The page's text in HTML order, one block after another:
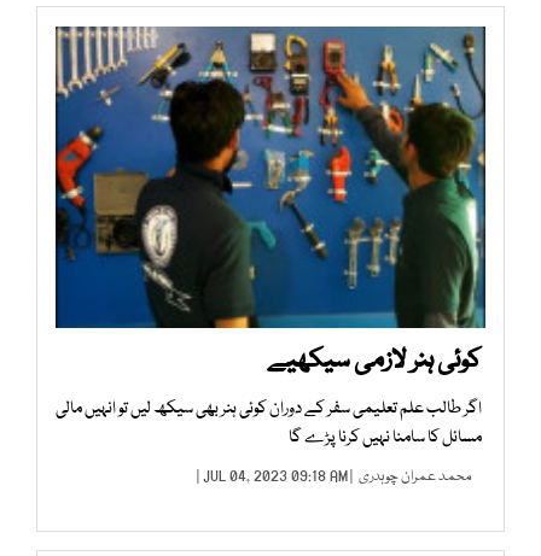
کوئی ہنر لازمی سیکھیے
اگر طالب علم تعلیمی سفر کے دوران کوئی ہنر بھی سیکھ لیں تو انہیں مالی
مسائل کا سامنا نہیں کرنا پڑے گا
محمد عمران چوہدری | JUL 04, 2023 09:18 AM |